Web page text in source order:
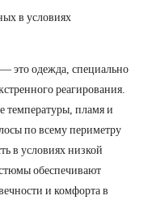
в условиях
это одежда, специально
реагирования.
пламя и
по всему периметру
в условиях низкой
обеспечивают
и комфорта в